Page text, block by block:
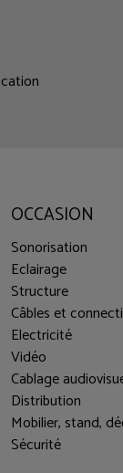
OCCASION
Sonorisation
Eclairage
Structure
Câbles et
Electricité
Vidéo
Cablage
Distribution
Mobilier, stand,
Sécurité